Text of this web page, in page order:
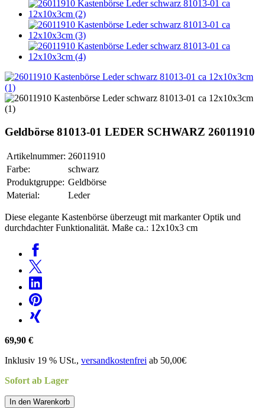
Geldbörse 81013-01 LEDER SCHWARZ 26011910
Artikelnummer: 26011910
Farbe:
schwarz
Produktgruppe: Geldbörse
Material:
Leder
Diese elegante Kastenbörse überzeugt mit markanter Optik und
durchdachter Funktionalität. Maße ca.: 12x10x3 cm
69,90 €
Inklusiv 19 % USt., versandkostenfrei ab 50,00€
Sofort ab Lager
In den Warenkorb